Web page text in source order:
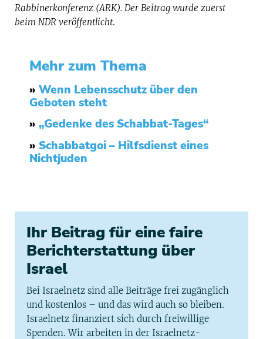
Rabbinerkonferenz (ARK). Der Beitrag wurde zuerst
beim NDR veröffentlicht.
Mehr zum Thema
» Wenn Lebensschutz über den
Geboten steht
» „Gedenke des Schabbat-Tages“
» Schabbatgoi – Hilfsdienst eines
Nichtjuden
Ihr Beitrag für eine faire
Berichterstattung über
Israel
Bei Israelnetz sind alle Beiträge frei zugänglich
und kostenlos – und das wird auch so bleiben.
Israelnetz finanziert sich durch freiwillige
Spenden. Wir arbeiten in der Israelnetz-